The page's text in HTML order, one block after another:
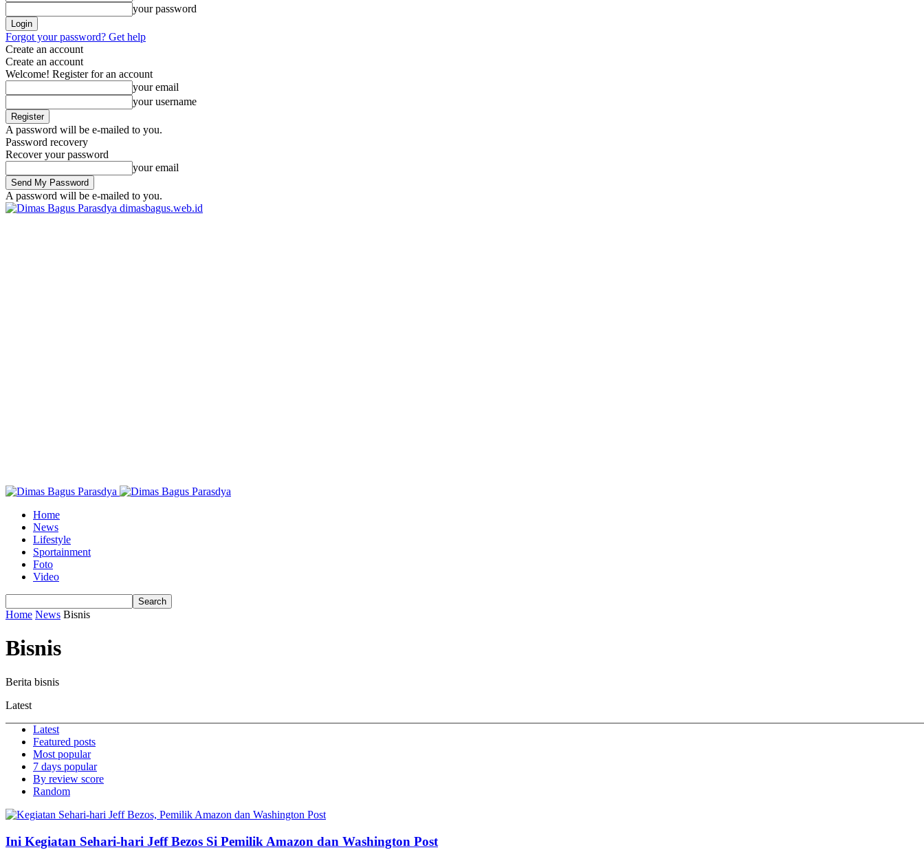
your password
Forgot your password? Get help
Create an account
Create an account
Welcome! Register for an account
your email
your username
A password will be e-mailed to you.
Password recovery
Recover your password
your email
A password will be e-mailed to you.
dimasbagus.web.id
Home
News
Lifestyle
Sportainment
Foto
Video
Home News Bisnis
Bisnis
Berita bisnis
Latest
Latest
Featured posts
Most popular
7 days popular
By review score
Random
Ini Kegiatan Sehari-hari Jeff Bezos Si Pemilik Amazon dan Washington Post